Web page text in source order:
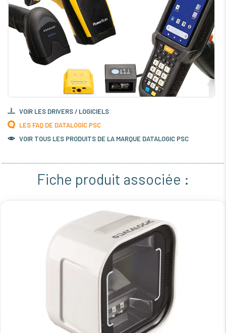
VOIR LES DRIVERS / LOGICIELS
LES FAQ DE DATALOGIC PSC
VOIR TOUS LES PRODUITS DE LA MARQUE DATALOGIC PSC
Fiche produit associée :